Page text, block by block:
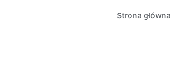
Strona główna